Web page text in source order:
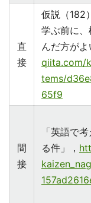
直
接
仮説（182
学ぶ前に
んだ方がよ
qiita.com/
tems/
65f9
間
接
「英語で
る件」，